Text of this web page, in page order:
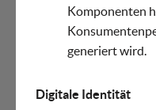
Komponenten
generiert wird.
Digitale Identität